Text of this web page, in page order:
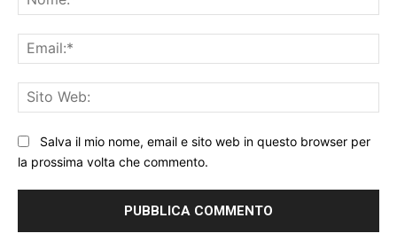
Salva il mio nome, email e sito web in questo browser per
la prossima volta che commento.